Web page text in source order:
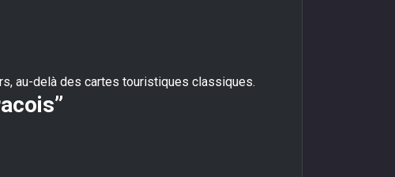
au-delà des cartes touristiques classiques.